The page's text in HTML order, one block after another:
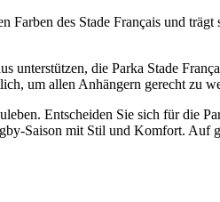
des Stade Français und
unterstützen, die Parka Stade
um allen Anhängern gerecht zu
Entscheiden Sie sich für die
Saison mit Stil und Komfort. Auf